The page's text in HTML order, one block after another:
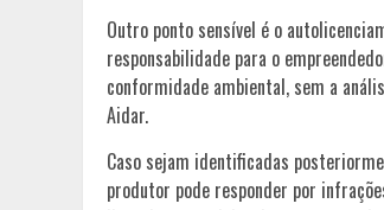
Outro ponto sensível é o
responsabilidade para o
conformidade ambiental, sem a
Aidar.
Caso sejam identificadas
produtor pode responder por